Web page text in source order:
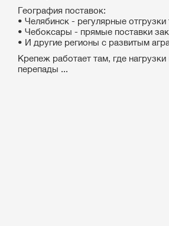
География поставок:
• Челябинск - регулярные
• Чебоксары - прямые поставки
• И другие регионы с развитым
Крепеж работает там, где
перепады ...